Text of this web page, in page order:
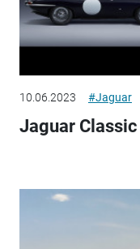
10.06.2023 #Jaguar
Jaguar